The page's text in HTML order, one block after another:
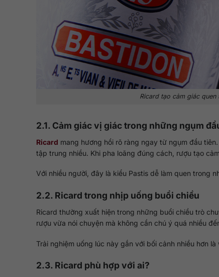
Ricard tạo cảm giác
2.1. Cảm giác vị giác trong những ngụm
Ricard mang hương hồi rõ ràng ngay từ ngụm đầu
tập trung nhiều. Khi pha loãng đúng cách, rượu tạo
Với nhiều người, đây là kiểu Pastis dễ làm quen trong
2.2. Ricard trong nhịp uống buổi chiều
Ricard thường xuất hiện trong những buổi chiều trò
rượu vừa nói chuyện mà không cần chú ý quá nhiều
Trải nghiệm uống lúc này gắn với bối cảnh nhiều hơn
2.3. Ricard phù hợp với ai?